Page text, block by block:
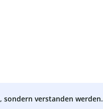
verstanden werden.